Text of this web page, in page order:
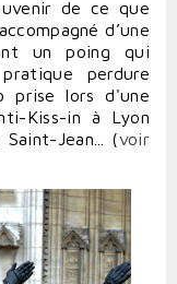
de ce que
d’une
un poing qui
perdure
prise lors d'une
Kiss-in à Lyon
Jean... (voir